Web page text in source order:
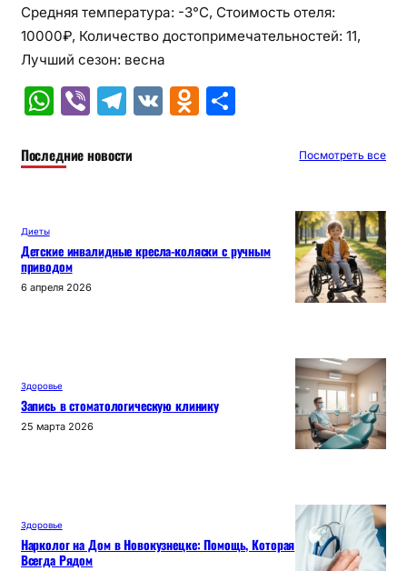
Средняя температура: -3°C, Стоимость отеля:
10000₽, Количество достопримечательностей: 11,
Лучший сезон: весна
W
at
p
p
Vi
er
T
e
m
V O
a
О
в
Последние новости Посмотреть все
Диеты
Детские инвалидные кресла-коляски с ручным
приводом
6 апреля 2026
Здоровье
Запись в стоматологическую клинику
25 марта 2026
Здоровье
Нарколог на Дом в Новокузнецке: Помощь, Которая
Всегда Рядом